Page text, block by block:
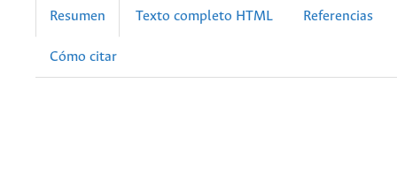
Resumen Texto completo HTML Referencias
Cómo citar